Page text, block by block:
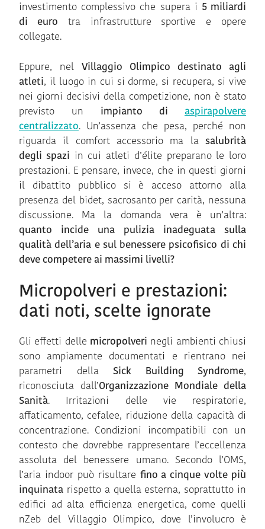
investimento complessivo che supera i 5 miliardi
di euro tra infrastrutture sportive e opere
collegate.
Eppure, nel Villaggio Olimpico destinato agli
atleti, il luogo in cui si dorme, si recupera, si vive
nei giorni decisivi della competizione, non è stato
previsto un impianto di aspirapolvere
centralizzato. Un’assenza che pesa, perché non
riguarda il comfort accessorio ma la salubrità
degli spazi in cui atleti d’élite preparano le loro
prestazioni. E pensare, invece, che in questi giorni
il dibattito pubblico si è acceso attorno alla
presenza del bidet, sacrosanto per carità, nessuna
discussione. Ma la domanda vera è un’altra:
quanto incide una pulizia inadeguata sulla
qualità dell’aria e sul benessere psicofisico di chi
deve competere ai massimi livelli?
Micropolveri e prestazioni:
dati noti, scelte ignorate
Gli effetti delle micropolveri negli ambienti chiusi
sono ampiamente documentati e rientrano nei
parametri della Sick Building Syndrome,
riconosciuta dall’Organizzazione Mondiale della
Sanità. Irritazioni delle vie respiratorie,
affaticamento, cefalee, riduzione della capacità di
concentrazione. Condizioni incompatibili con un
contesto che dovrebbe rappresentare l’eccellenza
assoluta del benessere umano. Secondo l’OMS,
l’aria indoor può risultare fino a cinque volte più
inquinata rispetto a quella esterna, soprattutto in
edifici ad alta efficienza energetica, come quelli
nZeb del Villaggio Olimpico, dove l’involucro è